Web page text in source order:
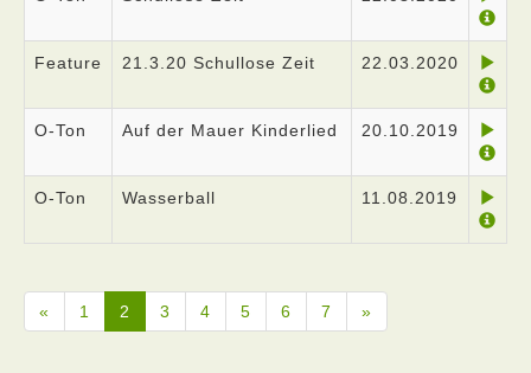
Feature 21.3.20 Schullose Zeit 22.03.2020
O-Ton Auf der Mauer Kinderlied 20.10.2019
O-Ton Wasserball 11.08.2019
« 1 2 3 4 5 6 7 »